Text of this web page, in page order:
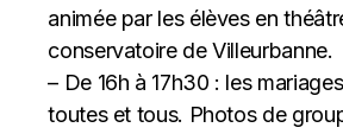
animée par les élèves en
conservatoire de Villeurbanne.
– De 16h à 17h30 : les
toutes et tous. Photos de